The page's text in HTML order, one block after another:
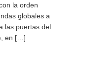
la orden
globales a
las puertas del
en […]